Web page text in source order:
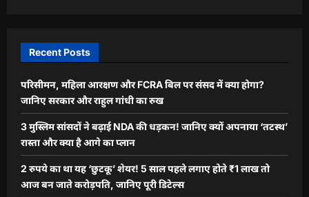
Recent Posts
परिसीमन, महिला आरक्षण और FCRA बिल पर संसद में क्या होगा?
जानिए सरकार और राहुल गांधी का रुख
3 मुस्लिम सांसदों ने बढ़ाई NDA की धड़कन! जानिए क्यों अपनाया ‘तटस्थ’
रास्ता और क्या है आगे का प्लान
2 रुपये का था यह ‘छुटकू’ शेयर! 5 साल पहले लगाए होते ₹1 लाख तो
आज बन जाते करोड़पति, जानिए पूरी डिटेल्स